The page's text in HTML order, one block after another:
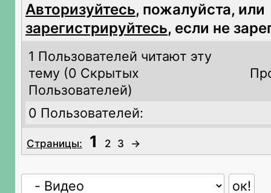
Авторизуйтесь, пожалуйста, или
зарегистрируйтесь, если не
1 Пользователей читают эту
тему (0 Скрытых
Пользователей)
0 Пользователей:
Страницы: 1 2 3 →